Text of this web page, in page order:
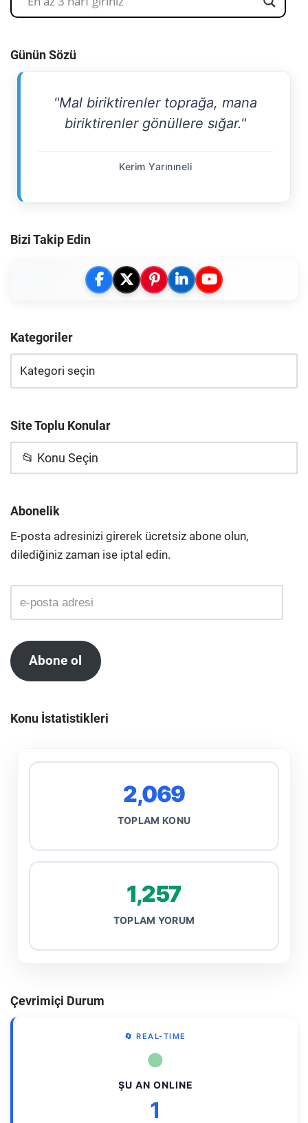
Günün Sözü
"Mal biriktirenler toprağa, mana
biriktirenler gönüllere sığar."
Kerim Yarınıneli
Bizi Takip Edin
Kategoriler
Site Toplu Konular
📂 Konu Seçin
Abonelik
E-posta adresinizi girerek ücretsiz abone olun,
dilediğiniz zaman ise iptal edin.
Abone ol
Konu İstatistikleri
2,069
TOPLAM KONU
1,257
TOPLAM YORUM
Çevrimiçi Durum
🔄 REAL-TIME
●
ŞU AN ONLINE
1